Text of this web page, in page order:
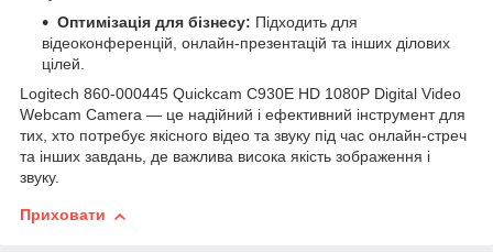
Оптимізація для бізнесу: Підходить для
відеоконференцій, онлайн-презентацій та інших ділових
цілей.
Logitech 860-000445 Quickcam C930E HD 1080P Digital Video
Webcam Camera — це надійний і ефективний інструмент для
тих, хто потребує якісного відео та звуку під час онлайн-стреч
та інших завдань, де важлива висока якість зображення і
звуку.
Приховати